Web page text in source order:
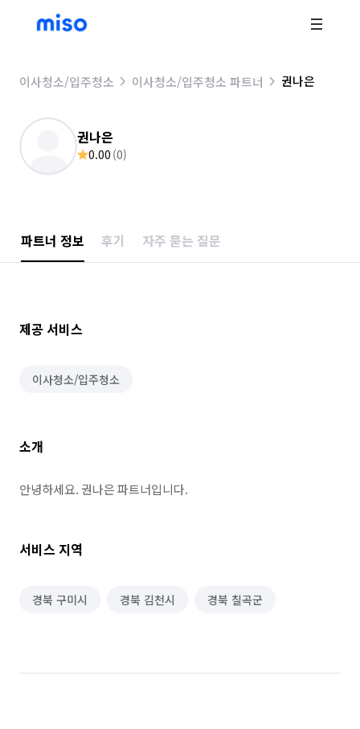
이사청소/입주청소 이사청소/입주청소 파트너 권나은
권나은
0.00 (0)
파트너 정보 후기 자주 묻는 질문
제공 서비스
이사청소/입주청소
소개
안녕하세요. 권나은 파트너입니다.
서비스 지역
경북 구미시 경북 김천시 경북 칠곡군